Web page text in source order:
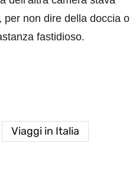
non dire della doccia o
fastidioso.
Viaggi in Italia